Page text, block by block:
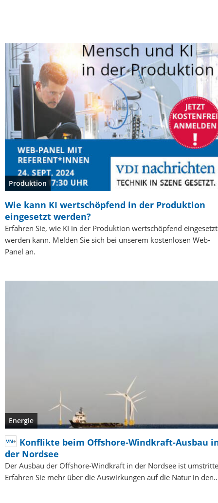
Produktion
Wie kann KI wertschöpfend in der Produktion
eingesetzt werden?
Erfahren Sie, wie KI in der Produktion wertschöpfend eingesetzt
werden kann. Melden Sie sich bei unserem kostenlosen Web-
Panel an.
Energie
Konflikte beim Offshore-Windkraft-Ausbau
der Nordsee
Der Ausbau der Offshore-Windkraft in der Nordsee ist
Erfahren Sie mehr über die Auswirkungen auf die Natur in